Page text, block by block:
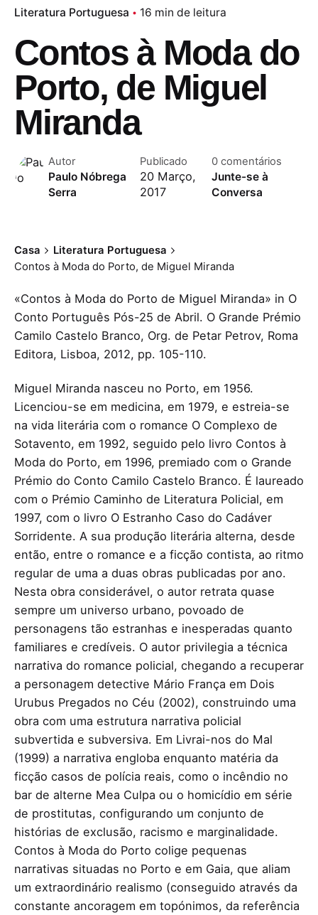
Literatura Portuguesa 16 min de leitura
Contos à Moda do
Porto, de Miguel
Miranda
Autor
Paulo Nóbrega
Serra
Publicado
20 Março,
2017
0 comentários
Junte-se à
Conversa
Casa
Literatura Portuguesa
Contos à Moda do Porto, de Miguel Miranda
«Contos à Moda do Porto de Miguel Miranda» in O
Conto Português Pós-25 de Abril. O Grande Prémio
Camilo Castelo Branco, Org. de Petar Petrov, Roma
Editora, Lisboa, 2012, pp. 105-110.
Miguel Miranda nasceu no Porto, em 1956.
Licenciou-se em medicina, em 1979, e estreia-se
na vida literária com o romance O Complexo de
Sotavento, em 1992, seguido pelo livro Contos à
Moda do Porto, em 1996, premiado com o Grande
Prémio do Conto Camilo Castelo Branco. É laureado
com o Prémio Caminho de Literatura Policial, em
1997, com o livro O Estranho Caso do Cadáver
Sorridente. A sua produção literária alterna, desde
então, entre o romance e a ficção contista, ao ritmo
regular de uma a duas obras publicadas por ano.
Nesta obra considerável, o autor retrata quase
sempre um universo urbano, povoado de
personagens tão estranhas e inesperadas quanto
familiares e credíveis. O autor privilegia a técnica
narrativa do romance policial, chegando a recuperar
a personagem detective Mário França em Dois
Urubus Pregados no Céu (2002), construindo uma
obra com uma estrutura narrativa policial
subvertida e subversiva. Em Livrai-nos do Mal
(1999) a narrativa engloba enquanto matéria da
ficção casos de polícia reais, como o incêndio no
bar de alterne Mea Culpa ou o homicídio em série
de prostitutas, configurando um conjunto de
histórias de exclusão, racismo e marginalidade.
Contos à Moda do Porto colige pequenas
narrativas situadas no Porto e em Gaia, que aliam
um extraordinário realismo (conseguido através da
constante ancoragem em topónimos, da referência